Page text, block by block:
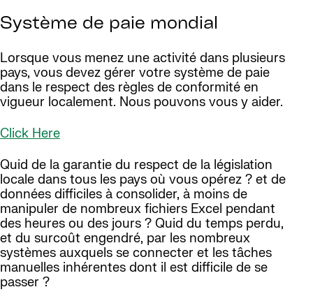
Système de paie mondial
Lorsque vous menez une activité dans plusieurs
pays, vous devez gérer votre système de paie
dans le respect des règles de conformité en
vigueur localement. Nous pouvons vous y aider.
Click Here
Quid de la garantie du respect de la législation
locale dans tous les pays où vous opérez ? et de
données difficiles à consolider, à moins de
manipuler de nombreux fichiers Excel pendant
des heures ou des jours ? Quid du temps perdu,
et du surcoût engendré, par les nombreux
systèmes auxquels se connecter et les tâches
manuelles inhérentes dont il est difficile de se
passer ?